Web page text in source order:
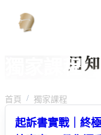
獨家課程
首頁 獨家課程
起訴書實戰｜終